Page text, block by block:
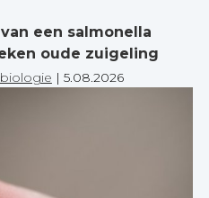
een salmonella
oude zuigeling
| 5.08.2026